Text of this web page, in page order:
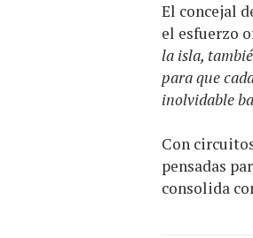
El concejal
el esfuerzo
la isla,
para que
inolvidable
Con
pensadas
consolida